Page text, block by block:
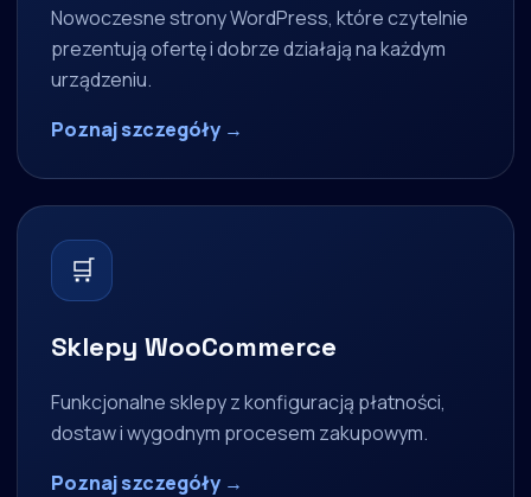
Nowoczesne strony WordPress, które czytelnie
prezentują ofertę i dobrze działają na każdym
urządzeniu.
Poznaj szczegóły →
🛒
Sklepy WooCommerce
Funkcjonalne sklepy z konfiguracją płatności,
dostaw i wygodnym procesem zakupowym.
Poznaj szczegóły →